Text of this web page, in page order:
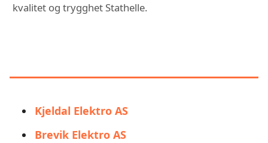
kvalitet og trygghet Stathelle.
Kjeldal Elektro AS
Brevik Elektro AS